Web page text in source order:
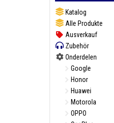
Katalog
Alle Produkte
Ausverkauf
Zubehör
Onderdelen
Google
Honor
Huawei
Motorola
OPPO